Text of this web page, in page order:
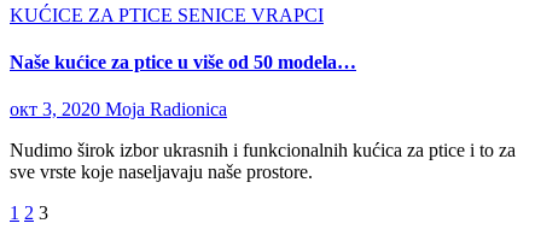
KUĆICE ZA PTICE SENICE VRAPCI
Naše kućice za ptice u više od 50 modela…
окт 3, 2020 Moja Radionica
Nudimo širok izbor ukrasnih i funkcionalnih kućica za ptice i to za
sve vrste koje naseljavaju naše prostore.
Пагинација
1 2 3